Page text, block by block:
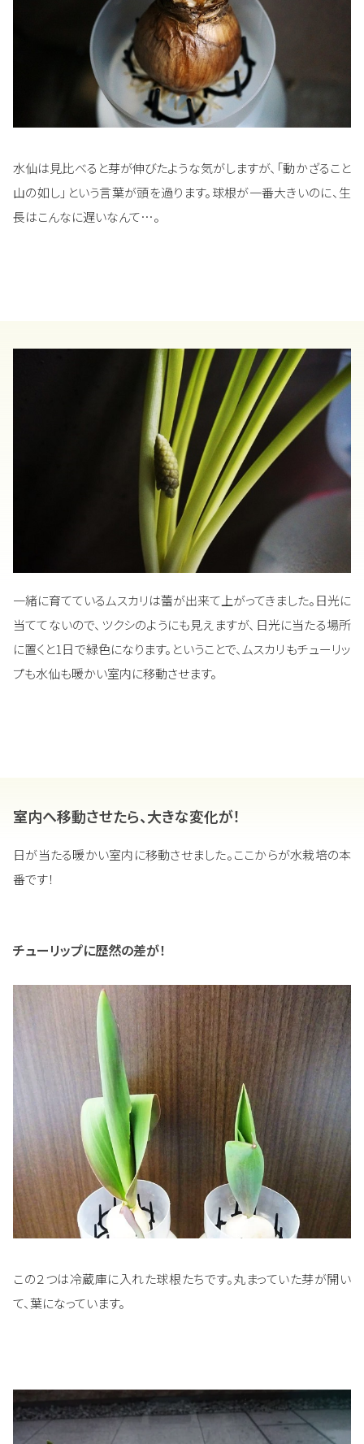
水仙は見比べると芽が伸びたような気がしますが、「動かざること
山の如し」という言葉が頭を過ります。球根が一番大きいのに、生
長はこんなに遅いなんて…。
一緒に育てているムスカリは蕾が出来て上がってきました。日光に
当ててないので、ツクシのようにも見えますが、日光に当たる場所
に置くと1日で緑色になります。ということで、ムスカリもチューリッ
プも水仙も暖かい室内に移動させます。
室内へ移動させたら、大きな変化が！
日が当たる暖かい室内に移動させました。ここからが水栽培の本
番です！
チューリップに歴然の差が！
この２つは冷蔵庫に入れた球根たちです。丸まっていた芽が開い
て、葉になっています。